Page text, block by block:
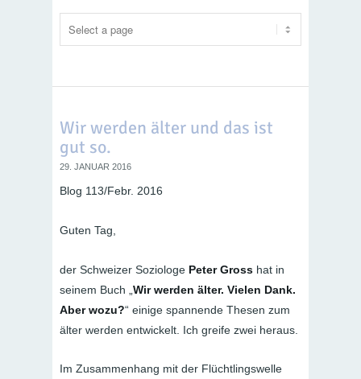
Wir werden älter und das ist
gut so.
29. JANUAR 2016
Blog 113/Febr. 2016
Guten Tag,
der Schweizer Soziologe Peter Gross hat in
seinem Buch „ Wir werden älter. Vielen Dank.
Aber wozu?“ einige spannende Thesen zum
älter werden entwickelt. Ich greife zwei heraus.
Im Zusammenhang mit der Flüchtlingswelle